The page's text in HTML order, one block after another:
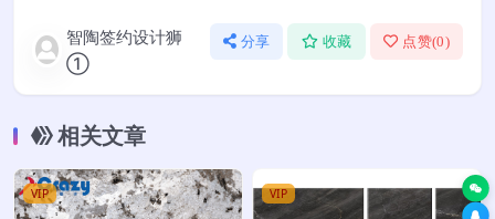
智陶签约设计狮
①
分享 收藏 点赞(0)
相关文章
VIP VIP